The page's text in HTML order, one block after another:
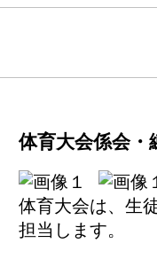
体育大会係会・
体育大会は、生
担当します。